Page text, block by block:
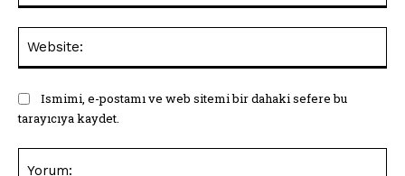
Ismimi, e-postamı ve web sitemi bir dahaki sefere bu
tarayıcıya kaydet.